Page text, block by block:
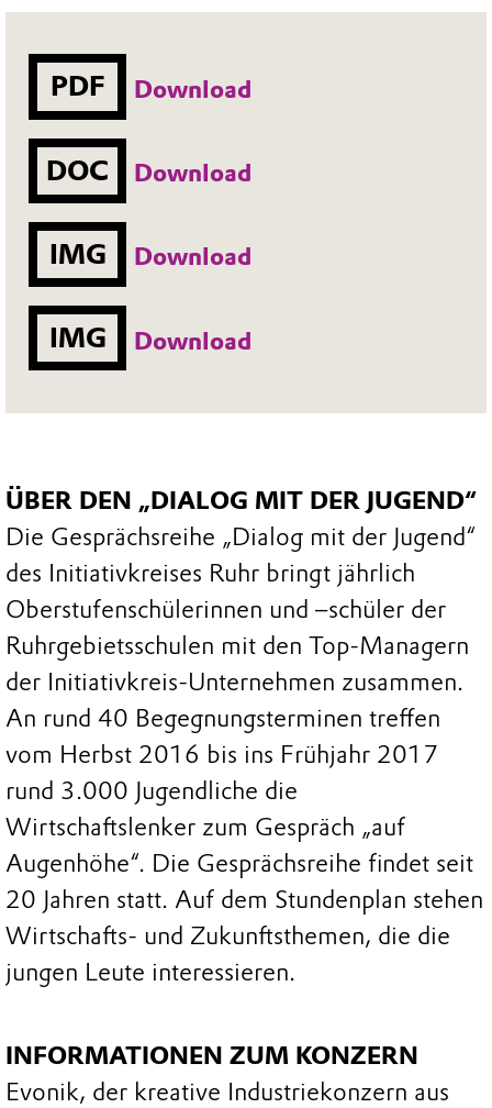
PDF Download
DOC Download
IMG Download
IMG Download
ÜBER DEN „DIALOG MIT DER JUGEND“
Die Gesprächsreihe „Dialog mit der Jugend“
des Initiativkreises Ruhr bringt jährlich
Oberstufenschülerinnen und –schüler der
Ruhrgebietsschulen mit den Top-Managern
der Initiativkreis-Unternehmen zusammen.
An rund 40 Begegnungsterminen treffen
vom Herbst 2016 bis ins Frühjahr 2017
rund 3.000 Jugendliche die
Wirtschaftslenker zum Gespräch „auf
Augenhöhe“. Die Gesprächsreihe findet seit
20 Jahren statt. Auf dem Stundenplan stehen
Wirtschafts- und Zukunftsthemen, die die
jungen Leute interessieren.
INFORMATIONEN ZUM KONZERN
Evonik, der kreative Industriekonzern aus